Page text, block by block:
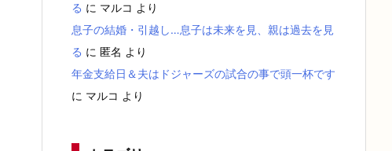
る に マルコ より
息子の結婚・引越し…息子は未来を見、親は過去を見
る に 匿名 より
年金支給日＆夫はドジャーズの試合の事で頭一杯です
に マルコ より